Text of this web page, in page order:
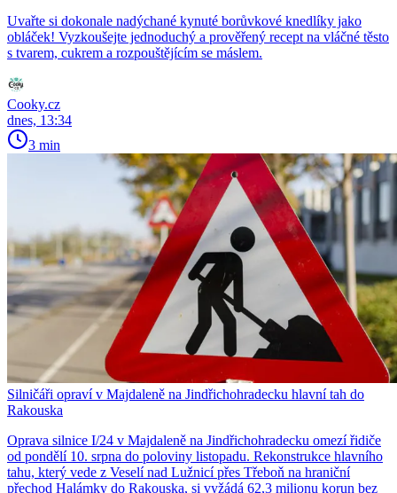
Uvařte si dokonale nadýchané kynuté borůvkové knedlíky jako
obláček! Vyzkoušejte jednoduchý a prověřený recept na vláčné těsto
s tvarem, cukrem a rozpouštějícím se máslem.
Cooky.cz
dnes, 13:34
3 min
Silničáři opraví v Majdaleně na Jindřichohradecku hlavní tah do
Rakouska
Oprava silnice I/24 v Majdaleně na Jindřichohradecku omezí řidiče
od pondělí 10. srpna do poloviny listopadu. Rekonstrukce hlavního
tahu, který vede z Veselí nad Lužnicí přes Třeboň na hraniční
přechod Halámky do Rakouska, si vyžádá 62,3 milionu korun bez